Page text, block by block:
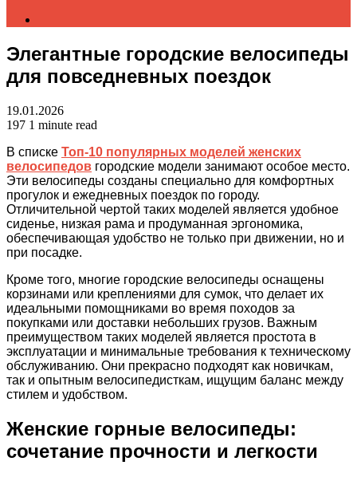
Элегантные городские велосипеды
для повседневных поездок
19.01.2026
197 1 minute read
В списке Топ-10 популярных моделей женских
велосипедов городские модели занимают особое место.
Эти велосипеды созданы специально для комфортных
прогулок и ежедневных поездок по городу.
Отличительной чертой таких моделей является удобное
сиденье, низкая рама и продуманная эргономика,
обеспечивающая удобство не только при движении, но и
при посадке.
Кроме того, многие городские велосипеды оснащены
корзинами или креплениями для сумок, что делает их
идеальными помощниками во время походов за
покупками или доставки небольших грузов. Важным
преимуществом таких моделей является простота в
эксплуатации и минимальные требования к техническому
обслуживанию. Они прекрасно подходят как новичкам,
так и опытным велосипедисткам, ищущим баланс между
стилем и удобством.
Женские горные велосипеды:
сочетание прочности и легкости